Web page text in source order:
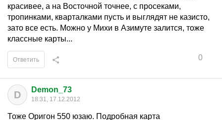
красивее, а на Восточной точнее, с просеками,
тропинками, кварталками пусть и выглядят не казисто,
зато все есть. Можно у Михи в Азимуте залится, тоже
классные карты...
0
Ответить
D Demon_73
18:31, 17.12.2012
Тоже Оригон 550 юзаю. Подробная карта